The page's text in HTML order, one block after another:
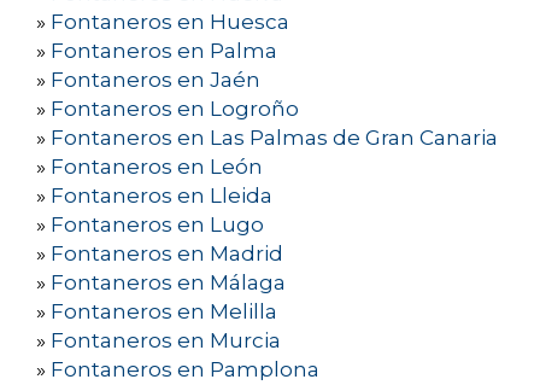
» Fontaneros en Huesca
» Fontaneros en Palma
» Fontaneros en Jaén
» Fontaneros en Logroño
» Fontaneros en Las Palmas de Gran Canaria
» Fontaneros en León
» Fontaneros en Lleida
» Fontaneros en Lugo
» Fontaneros en Madrid
» Fontaneros en Málaga
» Fontaneros en Melilla
» Fontaneros en Murcia
» Fontaneros en Pamplona